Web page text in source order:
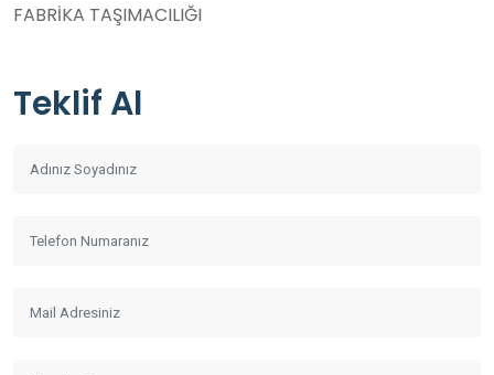
FABRİKA TAŞIMACILIĞI
Teklif Al